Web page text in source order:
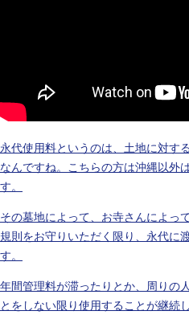
永代使用料というのは、土地に対す
なんですね。こちらの方は沖縄以外
す。
その墓地によって、お寺さんによっ
規則をお守りいただく限り、永代に
す。
年間管理料が滞ったりとか、周りの
とをしない限り使用することが継続